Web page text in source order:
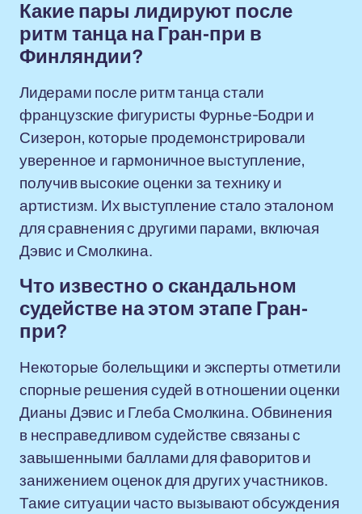
Какие пары лидируют после
ритм танца на Гран-при в
Финляндии?
Лидерами после ритм танца стали
французские фигуристы Фурнье-Бодри и
Сизерон, которые продемонстрировали
уверенное и гармоничное выступление,
получив высокие оценки за технику и
артистизм. Их выступление стало эталоном
для сравнения с другими парами, включая
Дэвис и Смолкина.
Что известно о скандальном
судействе на этом этапе Гран-
при?
Некоторые болельщики и эксперты отметили
спорные решения судей в отношении оценки
Дианы Дэвис и Глеба Смолкина. Обвинения
в несправедливом судействе связаны с
завышенными баллами для фаворитов и
занижением оценок для других участников.
Такие ситуации часто вызывают обсуждения